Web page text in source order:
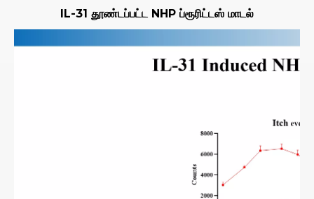
IL-31 தூண்டப்பட்ட NHP ப்ரூரிட்டஸ் மாடல்